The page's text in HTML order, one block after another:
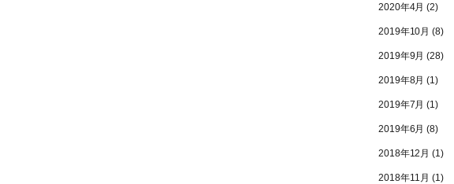
2020年4月 (2)
2019年10月 (8)
2019年9月 (28)
2019年8月 (1)
2019年7月 (1)
2019年6月 (8)
2018年12月 (1)
2018年11月 (1)